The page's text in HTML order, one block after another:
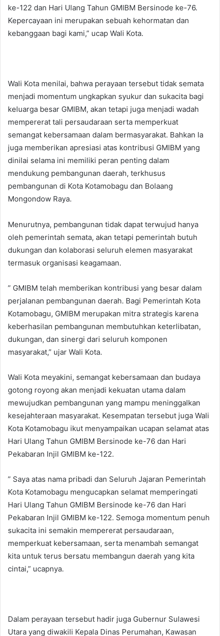
ke-122 dan Hari Ulang Tahun GMIBM Bersinode ke-76.
Kepercayaan ini merupakan sebuah kehormatan dan
kebanggaan bagi kami,” ucap Wali Kota.
Wali Kota menilai, bahwa perayaan tersebut tidak semata
menjadi momentum ungkapkan syukur dan sukacita bagi
keluarga besar GMIBM, akan tetapi juga menjadi wadah
mempererat tali persaudaraan serta memperkuat
semangat kebersamaan dalam bermasyarakat. Bahkan Ia
juga memberikan apresiasi atas kontribusi GMIBM yang
dinilai selama ini memiliki peran penting dalam
mendukung pembangunan daerah, terkhusus
pembangunan di Kota Kotamobagu dan Bolaang
Mongondow Raya.
Menurutnya, pembangunan tidak dapat terwujud hanya
oleh pemerintah semata, akan tetapi pemerintah butuh
dukungan dan kolaborasi seluruh elemen masyarakat
termasuk organisasi keagamaan.
” GMIBM telah memberikan kontribusi yang besar dalam
perjalanan pembangunan daerah. Bagi Pemerintah Kota
Kotamobagu, GMIBM merupakan mitra strategis karena
keberhasilan pembangunan membutuhkan keterlibatan,
dukungan, dan sinergi dari seluruh komponen
masyarakat,” ujar Wali Kota.
Wali Kota meyakini, semangat kebersamaan dan budaya
gotong royong akan menjadi kekuatan utama dalam
mewujudkan pembangunan yang mampu meninggalkan
kesejahteraan masyarakat. Kesempatan tersebut juga Wali
Kota Kotamobagu ikut menyampaikan ucapan selamat atas
Hari Ulang Tahun GMIBM Bersinode ke-76 dan Hari
Pekabaran Injil GMIBM ke-122.
” Saya atas nama pribadi dan Seluruh Jajaran Pemerintah
Kota Kotamobagu mengucapkan selamat memperingati
Hari Ulang Tahun GMIBM Bersinode ke-76 dan Hari
Pekabaran Injil GMIBM ke-122. Semoga momentum penuh
sukacita ini semakin mempererat persaudaraan,
memperkuat kebersamaan, serta menambah semangat
kita untuk terus bersatu membangun daerah yang kita
cintai,” ucapnya.
Dalam perayaan tersebut hadir juga Gubernur Sulawesi
Utara yang diwakili Kepala Dinas Perumahan, Kawasan